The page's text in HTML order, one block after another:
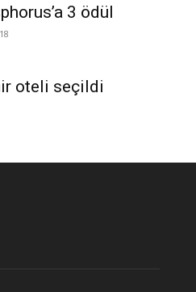
3 ödül
oteli seçildi